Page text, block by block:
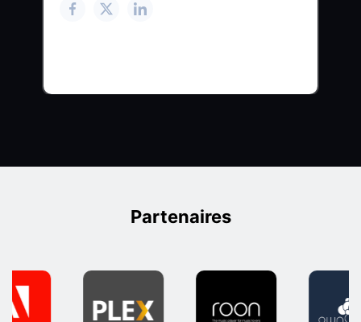
Partenaires